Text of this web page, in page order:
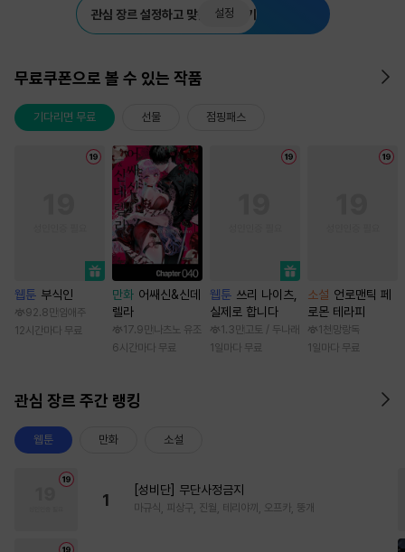
관심 장르 설정하고 맞춤 추천 받기
설정
무료쿠폰으로 볼 수 있는 작품
기다리면 무료 선물 점핑패스
웹툰 부식인
92.8만 임애주
12시간마다 무료
만화 어쌔신&신데
렐라
17.9만 나츠노 유조
6시간마다 무료
웹툰 쓰리 나이츠,
실제로 합니다
1.3만 고토 / 두나래
1일마다 무료
소설 언로맨틱 페
로몬 테라피
1천 망랑독
1일마다 무료
관심 장르 주간 랭킹
웹툰 만화 소설
1
[성비단] 무단사정금지
마규식, 피상구, 진월, 테리야끼, 오프카, 뚱개